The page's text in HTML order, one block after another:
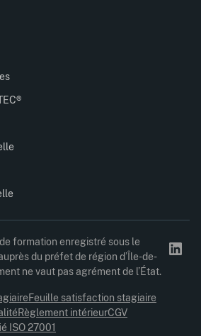
formation enregistré sous le
du préfet de région d’Île-de-
ne vaut pas agrément de l’État.
Feuille satisfaction stagiaire
Règlement intérieurCGV
ISO 27001